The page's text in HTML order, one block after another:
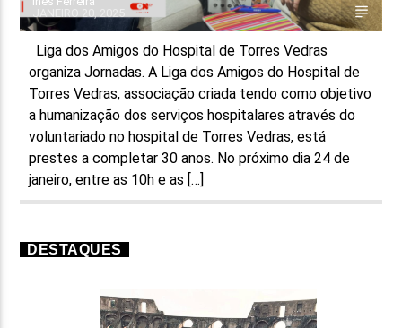
Liga dos Amigos do Hospital de Torres Vedras
organiza Jornadas. A Liga dos Amigos do Hospital de
Torres Vedras, associação criada tendo como objetivo
a humanização dos serviços hospitalares através do
voluntariado no hospital de Torres Vedras, está
prestes a completar 30 anos. No próximo dia 24 de
janeiro, entre as 10h e as […]
DESTAQUES